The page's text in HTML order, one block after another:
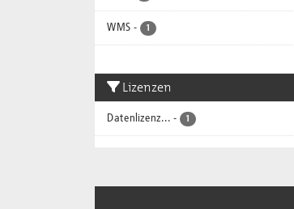
WMS - 1
Lizenzen
Datenlizenz... - 1